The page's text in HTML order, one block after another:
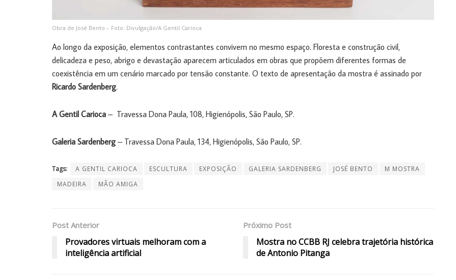
Obra de José Bento – Foto: Divulgação/A Gentil Carioca
Ao longo da exposição, elementos contrastantes convivem no mesmo espaço. Floresta e construção civil,
delicadeza e peso, abrigo e devastação aparecem articulados em obras que propõem diferentes formas de
coexistência em um cenário marcado por tensão constante. O texto de apresentação da mostra é assinado por
Ricardo Sardenberg.
A Gentil Carioca – Travessa Dona Paula, 108, Higienópolis, São Paulo, SP.
Galeria Sardenberg – Travessa Dona Paula, 134, Higienópolis, São Paulo, SP.
Tags: A GENTIL CARIOCA ESCULTURA EXPOSIÇÃO GALERIA SARDENBERG JOSÉ BENTO
M MOSTRA
MADEIRA
MÃO AMIGA
Post Anterior
Provadores virtuais melhoram com a
inteligência artificial
Próximo Post
Mostra no CCBB RJ celebra trajetória histórica
de Antonio Pitanga